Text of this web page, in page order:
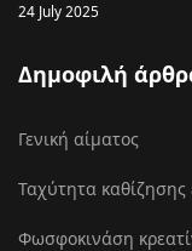
24 July 2025
Δημοφιλή
Γενική αίματος
Ταχύτητα
Φωσφοκινάση